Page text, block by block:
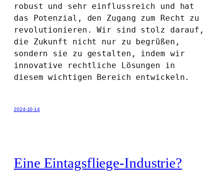
robust und sehr einflussreich und hat
das Potenzial, den Zugang zum Recht zu
revolutionieren. Wir sind stolz darauf,
die Zukunft nicht nur zu begrüßen,
sondern sie zu gestalten, indem wir
innovative rechtliche Lösungen in
diesem wichtigen Bereich entwickeln.
2024-10-14
Eine Eintagsfliege-Industrie?